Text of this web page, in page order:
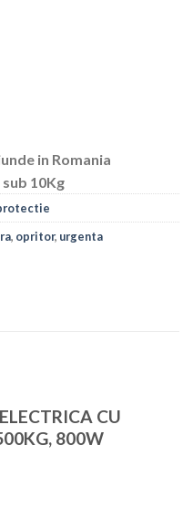
in Romania
10Kg
, opritor, urgenta
CU
800W